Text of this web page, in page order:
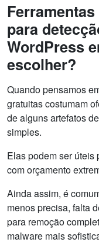
para
WordPress
escolher?
Quando pensamos
gratuitas costumam
de alguns artefatos
simples.
Elas podem ser úteis
com orçamento
Ainda assim, é
menos precisa, falta
para remoção
malware mais